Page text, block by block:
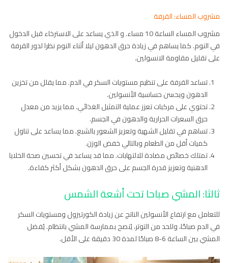
مشروب المساء: القرفة
مشروب المساء الساعة 10 مساء. و الذي يساعد على الاسترخاء قبل الدخول
في النوم. كما يساهم في زيادة حرق الدهون ليلا أثناء النوم نظرا لدور القرفة
على تقليل مقاومة الانسولين.
تساعد القرفة على تنظيم مستويات السكر في الدم. مما يقلل من تخزين
الدهون ويحسن حساسية الأنسولين.
تحتوي على مركبات تعزز عملية التمثيل الغذائي. مما يزيد من معدل
حرق السعرات الحرارية والدهون في الجسم.
تساهم في تقليل الشهية وتعزيز الشعور بالشبع. مما يساعد على تناول
كميات أقل من الطعام وبالتالي خفض الوزن.
تمتلك خصائص مضادة للالتهابات. مما قد يساعد في تحسين صحة الخلايا
الدهنية وتعزيز قدرة الجسم على حرق الدهون بشكل أكثر كفاءة.
ثالثا: المشي صباحا تحت أشعة الشمس
للتعامل مع ارتفاع الأنسولين الناتج عن زيادة الكورتيزول ومستويات السكر
في الدم صباحًا، وللحد من التوتر، يُنصح بممارسة المشي بانتظام. يُفضل
المشي بين الساعة 6-8 صباحًا لمدة 30 دقيقة على الأقل.